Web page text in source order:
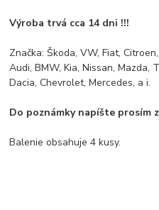
Výroba trvá cca 14 dni !!!
Značka: Škoda, VW, Fiat,
Audi, BMW, Kia, Nissan, Mazda,
Dacia, Chevrolet, Mercedes, a i.
Do poznámky napíšte prosím
Balenie obsahuje 4 kusy.